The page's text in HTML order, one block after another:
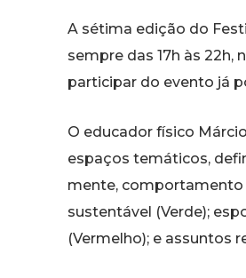
A sétima edição do
sempre das 17h às
participar do evento já
O educador físico
espaços temáticos,
mente, comportamento
sustentável (Verde);
(Vermelho); e assuntos